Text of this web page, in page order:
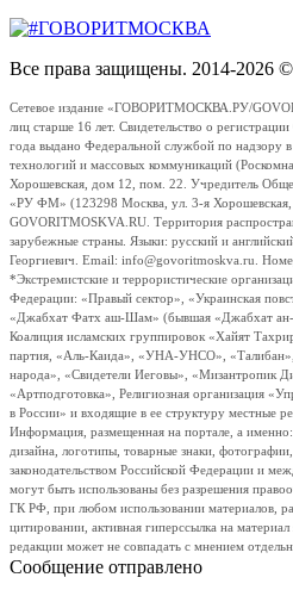
Все права защищены. 2014-2026
Сетевое издание «ГОВОРИТМОСКВА.РУ/
лиц старше 16 лет. Свидетельство о
года выдано Федеральной службой по надзору
технологий и массовых коммуникаций
Хорошевская, дом 12, пом. 22. Учредитель
«РУ ФМ» (123298 Москва, ул. 3-я
GOVORITMOSKVA.RU. Территория
зарубежные страны. Языки: русский и
Георгиевич. Email: info@govoritmoskva.ru.
*Экстремистские и террористические
Федерации: «Правый сектор», «Украинская
«Джабхат Фатх аш-Шам» (бывшая «Джабхат
Коалиция исламских группировок «Хайят
партия, «Аль-Каида», «УНА-УНСО», «Талибан»,
народа», «Свидетели Иеговы», «Мизантропик
«Артподготовка», Религиозная организация
в России» и входящие в ее структуру местные
Информация, размещенная на портале, а
дизайна, логотипы, товарные знаки,
законодательством Российской Федерации и
могут быть использованы без разрешения
ГК РФ, при любом использовании материалов,
цитировании, активная гиперссылка на
редакции может не совпадать с мнением
Сообщение отправлено